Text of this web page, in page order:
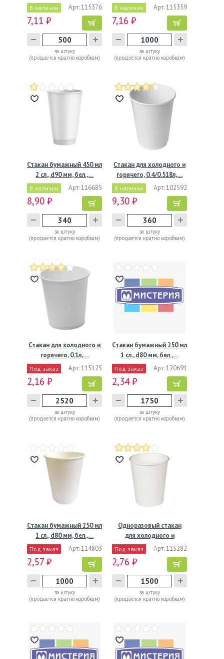
В наличии Арт: 115376
7,11 ₽
за штуку
(продается кратно коробкам)
В наличии Арт: 115359
7,16 ₽
за штуку
(продается кратно коробкам)
Стакан бумажный 450 мл
2 сл., d90 мм, бел.,…
В наличии Арт: 116685
8,90 ₽
за штуку
(продается кратно коробкам)
Стакан для холодного и
горячего, 0.4/0.518л,…
В наличии Арт: 102592
9,30 ₽
за штуку
(продается кратно коробкам)
Стакан для холодного и
горячего, 0.1л,…
Под заказ Арт: 115125
2,16 ₽
за штуку
(продается кратно коробкам)
Стакан бумажный 250 мл
1 сл., d80 мм, бел.,…
Под заказ Арт: 120691
2,34 ₽
за штуку
(продается кратно коробкам)
Стакан бумажный 250 мл
1 сл., d80 мм, бел.,…
Под заказ Арт: 114803
2,57 ₽
за штуку
(продается кратно коробкам)
Одноразовый стакан
для холодного и
горячего,…
Под заказ Арт: 115282
2,76 ₽
за штуку
(продается кратно коробкам)